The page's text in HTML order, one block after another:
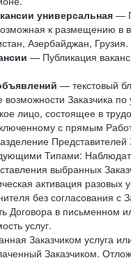
универсальная —
к размещению в
Азербайджан, Грузия.
— Публикация
— текстовый
Заказчика
лицо, состоящее в
с прямым
Представителей
Типами:
выбранных
активация разовых
без согласования с
Договора в письменном
услуг.
Заказчиком услуга
Заказчиком.